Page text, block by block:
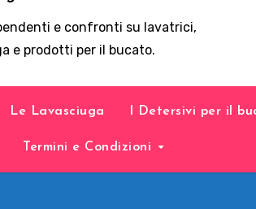
e confronti su lavatrici,
e prodotti per il bucato.
Le Lavasciuga I Detersivi per il
Termini e Condizioni